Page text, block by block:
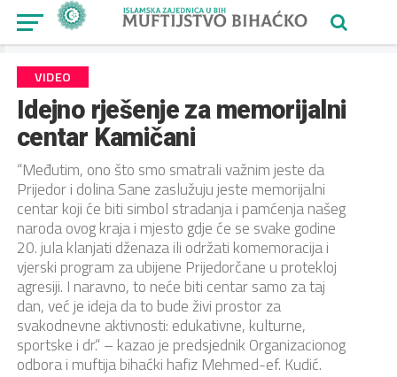
VIDEO
Idejno rješenje za memorijalni
centar Kamičani
“Međutim, ono što smo smatrali važnim jeste da
Prijedor i dolina Sane zaslužuju jeste memorijalni
centar koji će biti simbol stradanja i pamćenja našeg
naroda ovog kraja i mjesto gdje će se svake godine
20. jula klanjati dženaza ili održati komemoracija i
vjerski program za ubijene Prijedorčane u protekloj
agresiji. I naravno, to neće biti centar samo za taj
dan, već je ideja da to bude živi prostor za
svakodnevne aktivnosti: edukativne, kulturne,
sportske i dr.“ – kazao je predsjednik Organizacionog
odbora i muftija bihaćki hafiz Mehmed-ef. Kudić.